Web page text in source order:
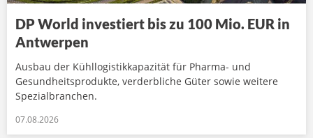
DP World investiert bis zu 100 Mio. EUR in
Antwerpen
Ausbau der Kühllogistikkapazität für Pharma- und
Gesundheitsprodukte, verderbliche Güter sowie weitere
Spezialbranchen.
07.08.2026